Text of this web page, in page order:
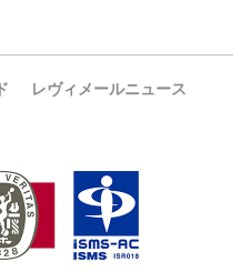
レヴィメールニュース